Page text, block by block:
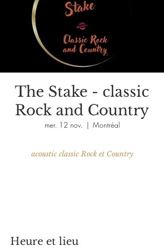
The Stake - classic
Rock and Country
mer. 12 nov.
  |
Montréal
acoustic classic Rock et Country
Heure et lieu